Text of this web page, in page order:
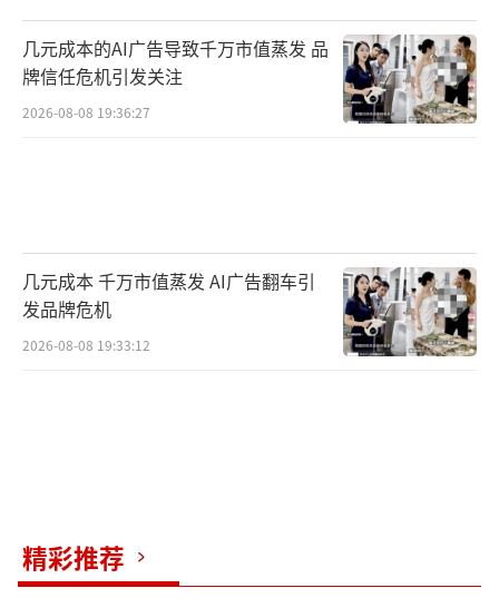
几元成本的AI广告导致千万市值蒸发 品
牌信任危机引发关注
2026-08-08 19:36:27
几元成本 千万市值蒸发 AI广告翻车引
发品牌危机
2026-08-08 19:33:12
精彩推荐